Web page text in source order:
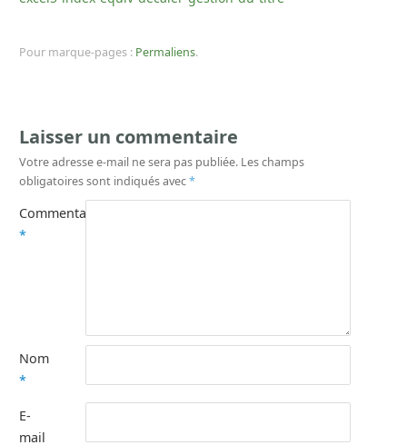
Pour marque-pages : Permaliens.
Laisser un commentaire
Votre adresse e-mail ne sera pas publiée. Les champs
obligatoires sont indiqués avec*
Commentaire
*
Nom
*
E-
mail